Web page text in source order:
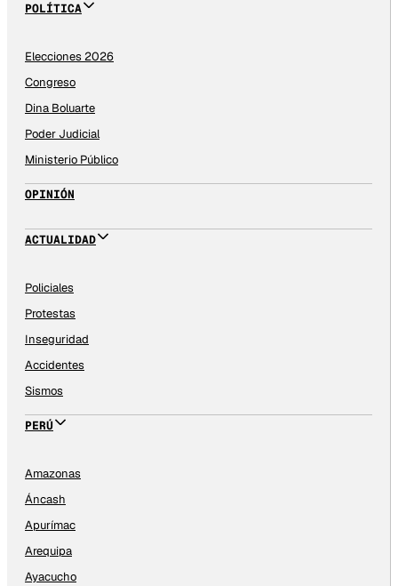
POLÍTICA
Elecciones 2026
Congreso
Dina Boluarte
Poder Judicial
Ministerio Público
OPINIÓN
ACTUALIDAD
Policiales
Protestas
Inseguridad
Accidentes
Sismos
PERÚ
Amazonas
Áncash
Apurímac
Arequipa
Ayacucho